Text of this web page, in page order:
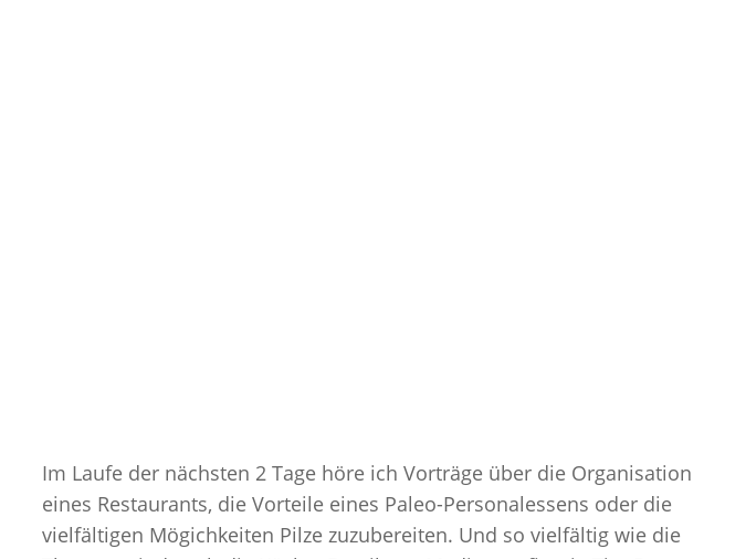
Im Laufe der nächsten 2 Tage höre ich Vorträge über die Organisation
eines Restaurants, die Vorteile eines Paleo-Personalessens oder die
vielfältigen Mögichkeiten Pilze zuzubereiten. Und so vielfältig wie die